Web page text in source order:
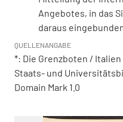
Angebotes, in das
daraus
QUELLENANGABE
*: Die Grenzboten /
Staats- und
Domain Mark 1.0